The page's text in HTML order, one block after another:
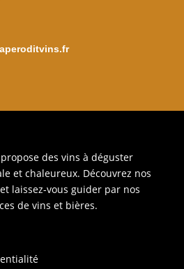
des vins à déguster
et chaleureux. Découvrez nos
laissez-vous guider par nos
de vins et bières.